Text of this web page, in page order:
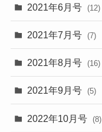
2021年6月号 (12)
2021年7月号 (7)
2021年8月号 (16)
2021年9月号 (5)
2022年10月号 (8)